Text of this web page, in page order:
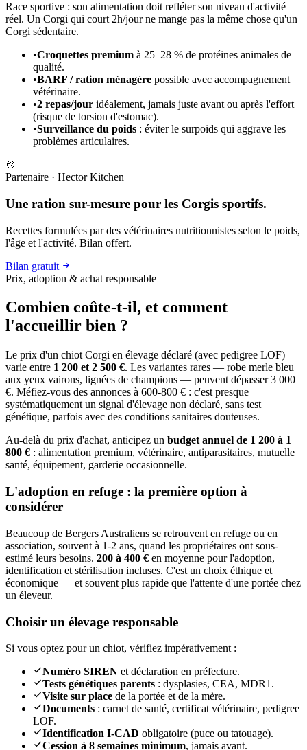
Race sportive : son alimentation doit refléter son niveau d'activité
réel. Un Corgi qui court 2h/jour ne mange pas la même chose qu'un
Corgi sédentaire.
•Croquettes premium à 25–28 % de protéines animales de
qualité.
•BARF / ration ménagère possible avec accompagnement
vétérinaire.
•2 repas/jour idéalement, jamais juste avant ou après l'effort
(risque de torsion d'estomac).
•Surveillance du poids : éviter le surpoids qui aggrave les
problèmes articulaires.
🍲
Partenaire · Hector Kitchen
Une ration sur-mesure pour les Corgis sportifs.
Recettes formulées par des vétérinaires nutritionnistes selon le poids,
l'âge et l'activité. Bilan offert.
Bilan gratuit
Prix, adoption & achat responsable
Combien coûte-t-il, et comment
l'accueillir bien ?
Le prix d'un chiot Corgi en élevage déclaré (avec pedigree LOF)
varie entre 1 200 et 2 500 €. Les variantes rares — robe merle bleu
aux yeux vairons, lignées de champions — peuvent dépasser 3 000
€. Méfiez-vous des annonces à 600-800 € : c'est presque
systématiquement un signal d'élevage non déclaré, sans test
génétique, parfois avec des conditions sanitaires douteuses.
Au-delà du prix d'achat, anticipez un budget annuel de 1 200 à 1
800 € : alimentation premium, vétérinaire, antiparasitaires, mutuelle
santé, équipement, garderie occasionnelle.
L'adoption en refuge : la première option à
considérer
Beaucoup de Bergers Australiens se retrouvent en refuge ou en
association, souvent à 1-2 ans, quand les propriétaires ont sous-
estimé leurs besoins. 200 à 400 € en moyenne pour l'adoption,
identification et stérilisation incluses. C'est un choix éthique et
économique — et souvent plus rapide que l'attente d'une portée chez
un éleveur.
Choisir un élevage responsable
Si vous optez pour un chiot, vérifiez impérativement :
Numéro SIREN et déclaration en préfecture.
Tests génétiques parents : dysplasies, CEA, MDR1.
Visite sur place de la portée et de la mère.
Documents : carnet de santé, certificat vétérinaire, pedigree
LOF.
Identification I-CAD obligatoire (puce ou tatouage).
Cession à 8 semaines minimum, jamais avant.